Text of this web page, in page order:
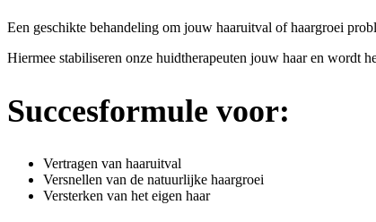
Een geschikte behandeling om jouw haaruitval of haargroei
Hiermee stabiliseren onze huidtherapeuten jouw haar en wordt
Succesformule voor:
Vertragen van haaruitval
Versnellen van de natuurlijke haargroei
Versterken van het eigen haar